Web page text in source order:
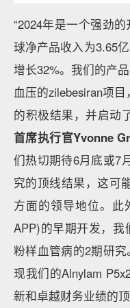
“2024年是一个强劲
球净产品收入为3.65
增长32%。我们的产
血压的zilebesiran项
的积极结果，并启动
首席执行官Yvonne
们热切期待6月底或7
究的顶线结果，这可
方面的领导地位。此
APP)的早期开发，
粉样血管病的2期研
现我们的Alnylam
新和卓越财务业绩的